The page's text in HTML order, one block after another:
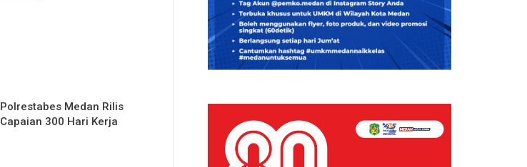
Polrestabes Medan Rilis
Capaian 300 Hari Kerja